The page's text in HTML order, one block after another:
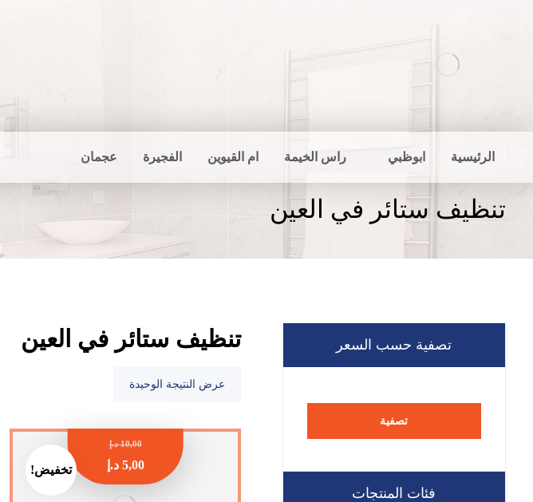
الرئيسية ابوظبي راس الخيمة ام القيوين الفجيرة عجمان
تنظيف ستائر في العين
تنظيف ستائر في العين
عرض النتيجة الوحيدة
تخفيض!
10,00 د.إ
5,00 د.إ
تصفية حسب السعر
تصفية
فئات المنتجات